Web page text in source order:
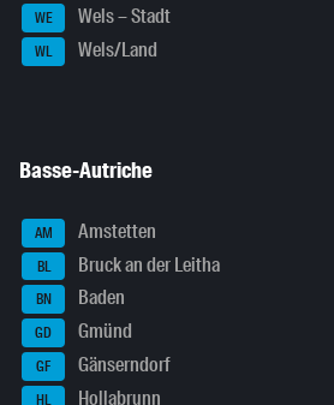
WE Wels – Stadt
WL Wels/Land
Basse-Autriche
AM Amstetten
BL Bruck an der Leitha
BN Baden
GD Gmünd
GF Gänserndorf
HL Hollabrunn